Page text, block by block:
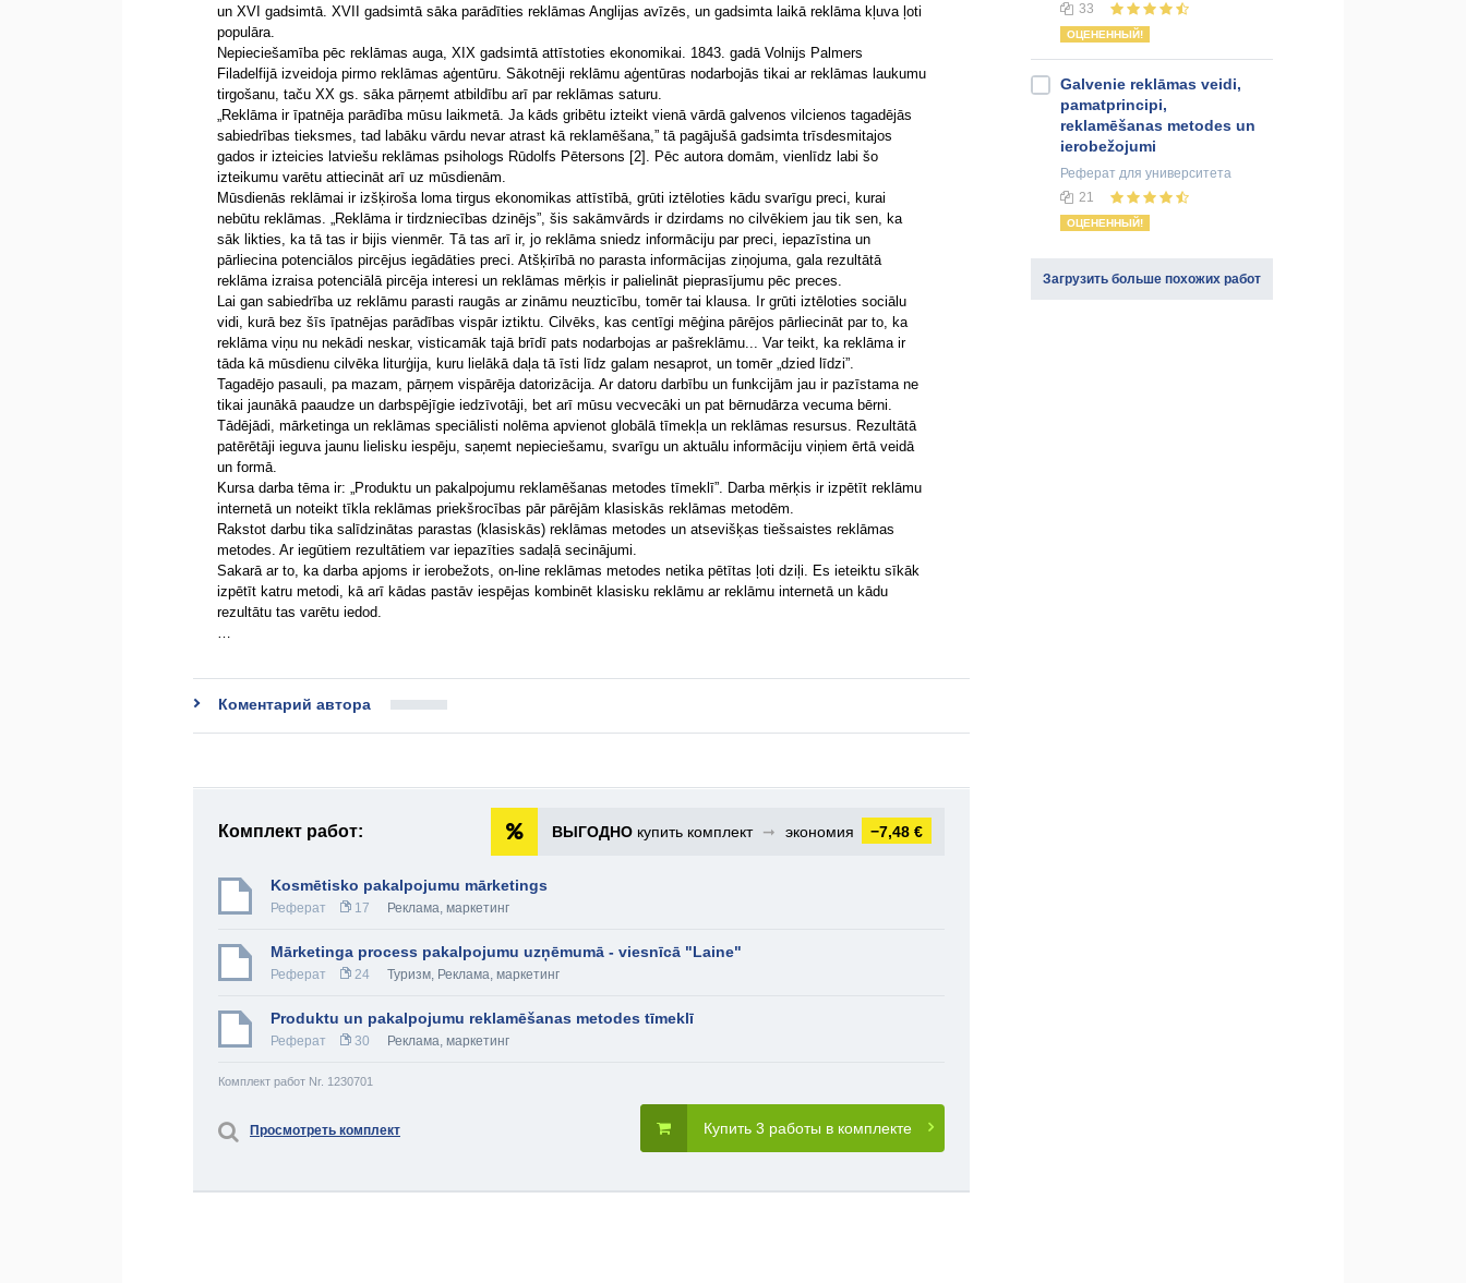
un XVI gadsimtā. XVII gadsimtā sāka parādīties reklāmas Anglijas avīzēs, un gadsimta laikā reklāma kļuva ļoti
populāra.
Nepieciešamība pēc reklāmas auga, XIX gadsimtā attīstoties ekonomikai. 1843. gadā Volnijs Palmers
Filadelfijā izveidoja pirmo reklāmas aģentūru. Sākotnēji reklāmu aģentūras nodarbojās tikai ar reklāmas laukumu
tirgošanu, taču XX gs. sāka pārņemt atbildību arī par reklāmas saturu.
„Reklāma ir īpatnēja parādība mūsu laikmetā. Ja kāds gribētu izteikt vienā vārdā galvenos vilcienos tagadējās
sabiedrības tieksmes, tad labāku vārdu nevar atrast kā reklamēšana,” tā pagājušā gadsimta trīsdesmitajos
gados ir izteicies latviešu reklāmas psihologs Rūdolfs Pētersons [2]. Pēc autora domām, vienlīdz labi šo
izteikumu varētu attiecināt arī uz mūsdienām.
Mūsdienās reklāmai ir izšķiroša loma tirgus ekonomikas attīstībā, grūti iztēloties kādu svarīgu preci, kurai
nebūtu reklāmas. „Reklāma ir tirdzniecības dzinējs”, šis sakāmvārds ir dzirdams no cilvēkiem jau tik sen, ka
sāk likties, ka tā tas ir bijis vienmēr. Tā tas arī ir, jo reklāma sniedz informāciju par preci, iepazīstina un
pārliecina potenciālos pircējus iegādāties preci. Atšķirībā no parasta informācijas ziņojuma, gala rezultātā
reklāma izraisa potenciālā pircēja interesi un reklāmas mērķis ir palielināt pieprasījumu pēc preces.
Lai gan sabiedrība uz reklāmu parasti raugās ar zināmu neuzticību, tomēr tai klausa. Ir grūti iztēloties sociālu
vidi, kurā bez šīs īpatnējas parādības vispār iztiktu. Cilvēks, kas centīgi mēģina pārējos pārliecināt par to, ka
reklāma viņu nu nekādi neskar, visticamāk tajā brīdī pats nodarbojas ar pašreklāmu... Var teikt, ka reklāma ir
tāda kā mūsdienu cilvēka liturģija, kuru lielākā daļa tā īsti līdz galam nesaprot, un tomēr „dzied līdzi”.
Tagadējo pasauli, pa mazam, pārņem vispārēja datorizācija. Ar datoru darbību un funkcijām jau ir pazīstama ne
tikai jaunākā paaudze un darbspējīgie iedzīvotāji, bet arī mūsu vecvecāki un pat bērnudārza vecuma bērni.
Tādējādi, mārketinga un reklāmas speciālisti nolēma apvienot globālā tīmekļa un reklāmas resursus. Rezultātā
patērētāji ieguva jaunu lielisku iespēju, saņemt nepieciešamu, svarīgu un aktuālu informāciju viņiem ērtā veidā
un formā.
Kursa darba tēma ir: „Produktu un pakalpojumu reklamēšanas metodes tīmeklī”. Darba mērķis ir izpētīt reklāmu
internetā un noteikt tīkla reklāmas priekšrocības pār pārējām klasiskās reklāmas metodēm.
Rakstot darbu tika salīdzinātas parastas (klasiskās) reklāmas metodes un atsevišķas tiešsaistes reklāmas
metodes. Ar iegūtiem rezultātiem var iepazīties sadaļā secinājumi.
Sakarā ar to, ka darba apjoms ir ierobežots, on-line reklāmas metodes netika pētītas ļoti dziļi. Es ieteiktu sīkāk
izpētīt katru metodi, kā arī kādas pastāv iespējas kombinēt klasisku reklāmu ar reklāmu internetā un kādu
rezultātu tas varētu iedod.
…
Коментарий автора
Комплект работ: ВЫГОДНО купить комплект ➞ экономия −7,48 €
Kosmētisko pakalpojumu mārketings
Реферат 17 Реклама, маркетинг
Mārketinga process pakalpojumu uzņēmumā - viesnīcā "Laine"
Реферат 24 Туризм, Реклама, маркетинг
Produktu un pakalpojumu reklamēšanas metodes tīmeklī
Реферат 30 Реклама, маркетинг
Комплект работ Nr. 1230701
Купить 3 работы в комплекте
Просмотреть комплект
33
ОЦЕНЕННЫЙ!
Galvenie reklāmas veidi,
pamatprincipi,
reklamēšanas metodes un
ierobežojumi
Реферат для университета
21
ОЦЕНЕННЫЙ!
Загрузить больше похожих работ